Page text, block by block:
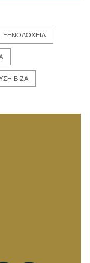
ΞΕΝΟΔΟΧΕΙΑ
ΒΙΖΑ